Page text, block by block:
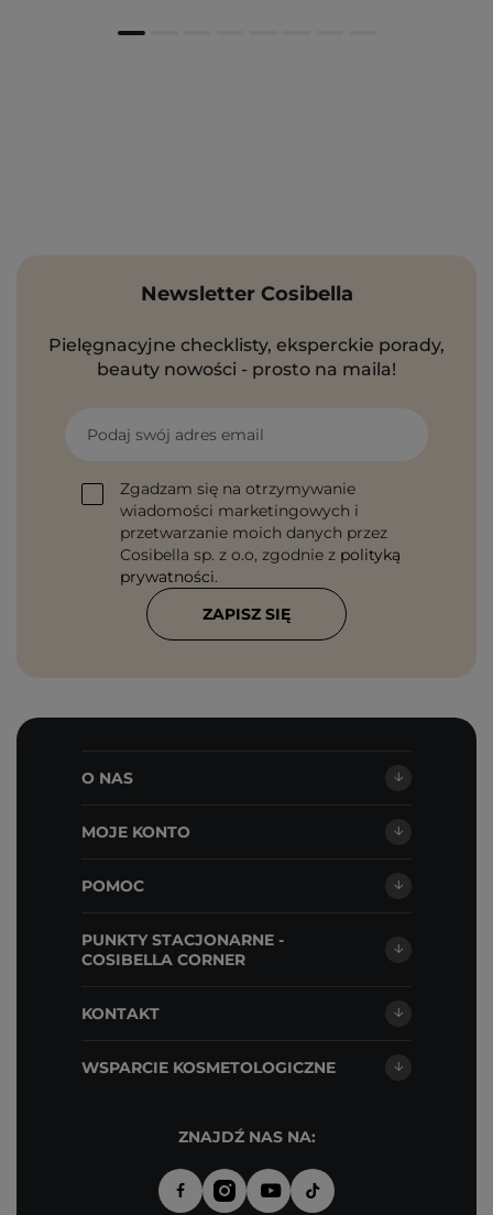
Newsletter Cosibella
Pielęgnacyjne checklisty, eksperckie porady,
beauty nowości - prosto na maila!
Podaj swój adres email
Zgadzam się na otrzymywanie
wiadomości marketingowych i
przetwarzanie moich danych przez
Cosibella sp. z o.o, zgodnie z polityką
prywatności.
ZAPISZ SIĘ
O NAS
MOJE KONTO
POMOC
PUNKTY STACJONARNE -
COSIBELLA CORNER
KONTAKT
WSPARCIE KOSMETOLOGICZNE
ZNAJDŹ NAS NA: